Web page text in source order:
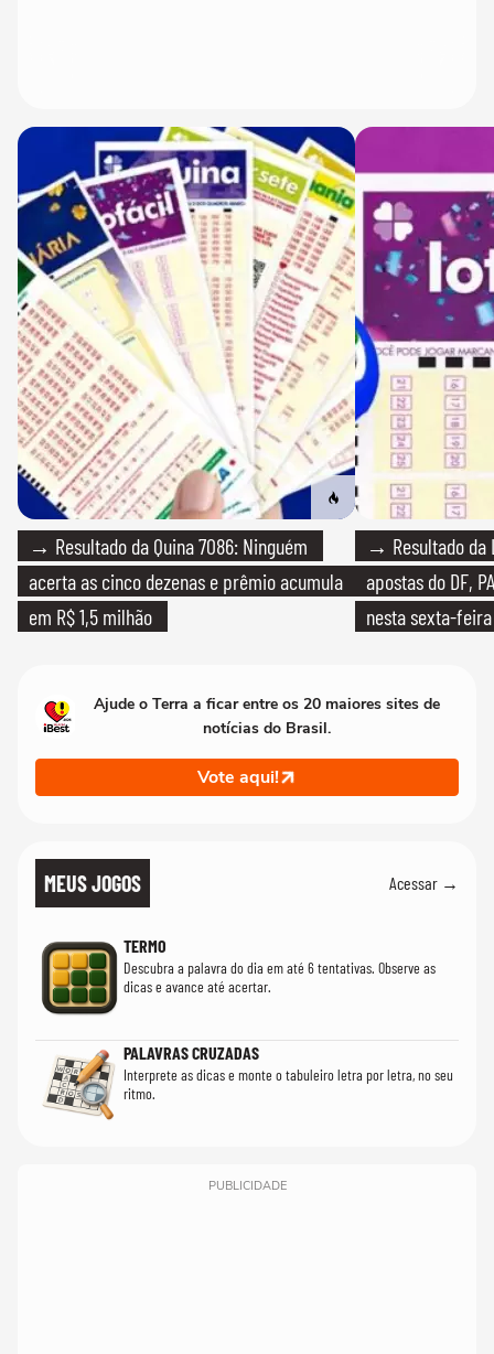
→ Resultado da Quina 7086: Ninguém
acerta as cinco dezenas e prêmio acumula
em R$ 1,5 milhão
→ Resultado da
apostas do DF,
nesta sexta-feira
Ajude o Terra a ficar entre os 20 maiores sites de
notícias do Brasil.
Vote aqui!
MEUS JOGOS Acessar →
TERMO
Descubra a palavra do dia em até 6 tentativas. Observe as
dicas e avance até acertar.
PALAVRAS CRUZADAS
Interprete as dicas e monte o tabuleiro letra por letra, no seu
ritmo.
PUBLICIDADE